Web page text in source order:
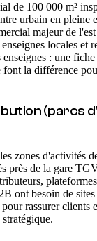
de 100 000 m²
urbain en pleine
majeur de
locales et
: une
la différence
(parcs
zones d'activités
près de la gare
ont besoin de
rassurer clients